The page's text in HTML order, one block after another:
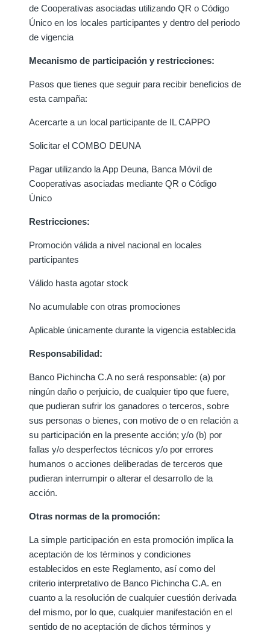
de Cooperativas asociadas utilizando QR o Código
Único en los locales participantes y dentro del periodo
de vigencia
Mecanismo de participación y restricciones:
Pasos que tienes que seguir para recibir beneficios de
esta campaña:
Acercarte a un local participante de IL CAPPO
Solicitar el COMBO DEUNA
Pagar utilizando la App Deuna, Banca Móvil de
Cooperativas asociadas mediante QR o Código
Único
Restricciones:
Promoción válida a nivel nacional en locales
participantes
Válido hasta agotar stock
No acumulable con otras promociones
Aplicable únicamente durante la vigencia establecida
Responsabilidad:
Banco Pichincha C.A no será responsable: (a) por
ningún daño o perjuicio, de cualquier tipo que fuere,
que pudieran sufrir los ganadores o terceros, sobre
sus personas o bienes, con motivo de o en relación a
su participación en la presente acción; y/o (b) por
fallas y/o desperfectos técnicos y/o por errores
humanos o acciones deliberadas de terceros que
pudieran interrumpir o alterar el desarrollo de la
acción.
Otras normas de la promoción:
La simple participación en esta promoción implica la
aceptación de los términos y condiciones
establecidos en este Reglamento, así como del
criterio interpretativo de Banco Pichincha C.A. en
cuanto a la resolución de cualquier cuestión derivada
del mismo, por lo que, cualquier manifestación en el
sentido de no aceptación de dichos términos y